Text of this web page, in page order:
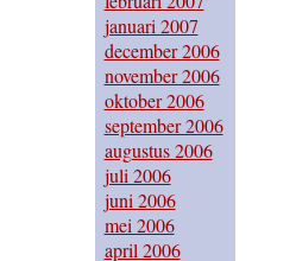
januari 2007
december 2006
november 2006
oktober 2006
september 2006
augustus 2006
juli 2006
juni 2006
mei 2006
april 2006